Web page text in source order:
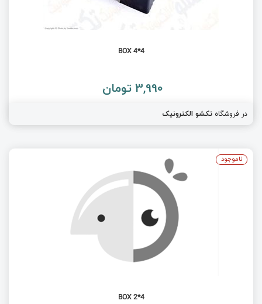
BOX 4*4
3,990 تومان
در فروشگاه تکشو الکترونیک
BOX 2*4
ناموجود